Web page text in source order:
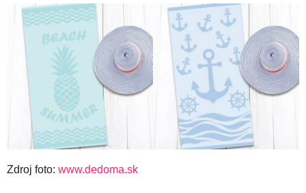
Zdroj foto: www.dedoma.sk